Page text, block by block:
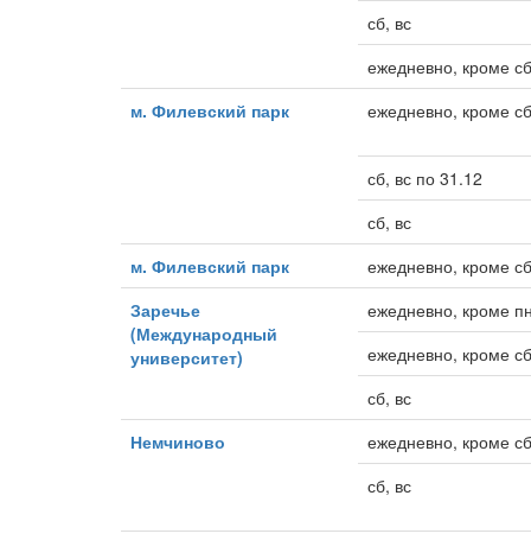
сб, вс
ежедневно, кроме
м. Филевский парк
ежедневно, кроме
сб, вс по 31.12
сб, вс
м. Филевский парк
ежедневно, кроме
Заречье
(Международный
университет)
ежедневно, кроме
ежедневно, кроме
сб, вс
Немчиново
ежедневно, кроме
сб, вс